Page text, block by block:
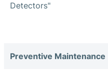
Detectors"
Preventive Maintenance